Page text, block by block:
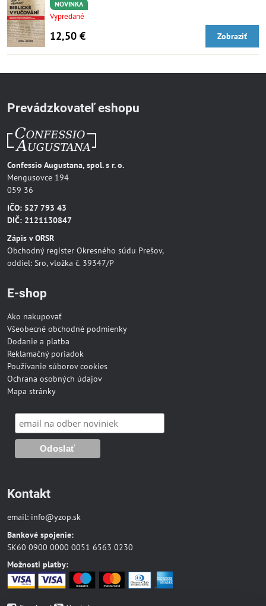
NOVINKA
Vypredané
12,50 € Zobraziť
Prevádzkovateľ eshopu
Confessio Augustana, spol. s r. o.
Mengusovce 194
059 36
IČO: 527 793 43
DIČ: 2121130847
Zápis v ORSR
Obchodný register Okresného súdu Prešov,
oddiel: Sro, vložka č. 39347/P
E-shop
Ako nakupovať
Všeobecné obchodné podmienky
Dodanie a platba
Reklamačný poriadok
Používanie súborov cookies
Ochrana osobných údajov
Mapa stránky
Kontakt
email: info@yzop.sk
Bankové spojenie:
SK60 0900 0000 0051 6563 0230
Možnosti platby: